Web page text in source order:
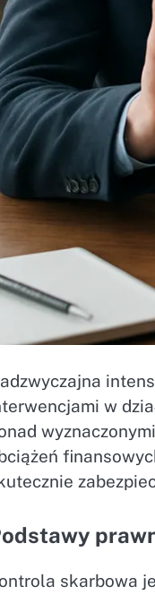
w
skarbowa